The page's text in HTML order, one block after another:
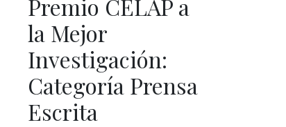
Premio CELAP a
la Mejor
Investigación:
Categoría Prensa
Escrita